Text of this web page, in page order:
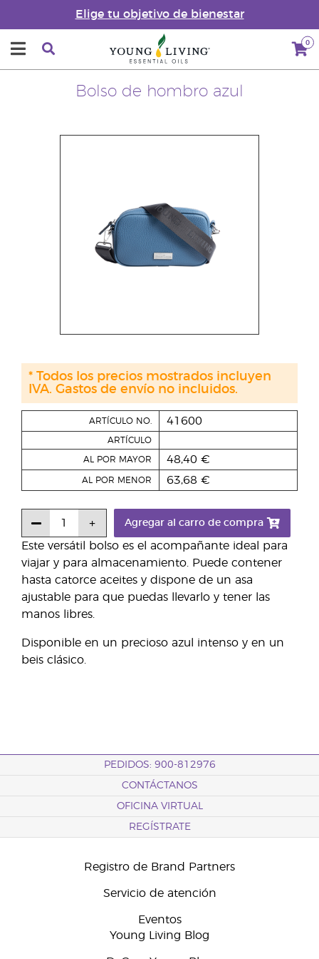
Elige tu objetivo de bienestar
0
Bolso de hombro azul
Este versátil bolso es el acompañante ideal para
viajar y para almacenamiento. Puede contener
hasta catorce aceites y dispone de un asa
ajustable para que puedas llevarlo y tener las
manos libres.
Disponible en un precioso azul intenso y en un
beis clásico.
ARTÍCULO NO. 41600
ARTÍCULO
AL POR MAYOR 48,40 €
AL POR MENOR 63,68 €
Agregar al carro de compra
* Todos los precios mostrados incluyen
IVA. Gastos de envío no incluidos.
PEDIDOS: 900-812976
CONTÁCTANOS
OFICINA VIRTUAL
REGÍSTRATE
Registro de Brand Partners
Servicio de atención
Eventos
Young Living Blog